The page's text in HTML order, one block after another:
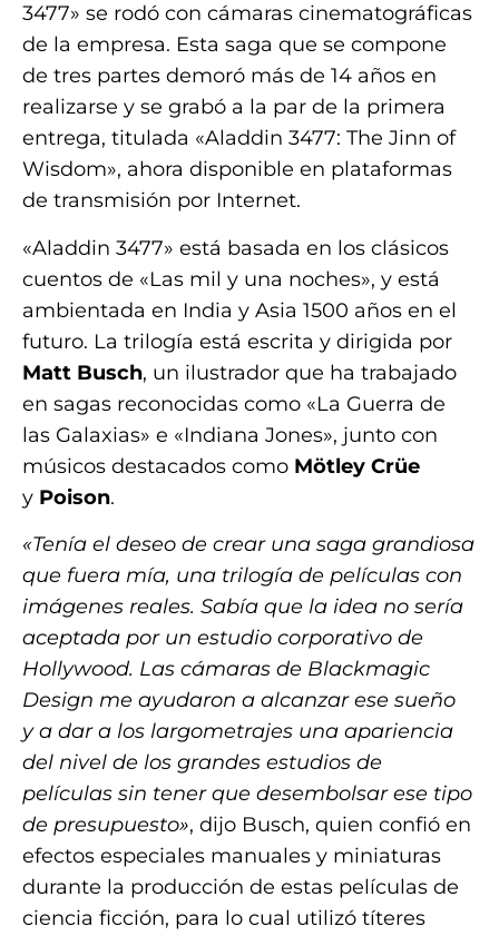
3477» se rodó con cámaras cinematográficas
de la empresa. Esta saga que se compone
de tres partes demoró más de 14 años en
realizarse y se grabó a la par de la primera
entrega, titulada «Aladdin 3477: The Jinn of
Wisdom», ahora disponible en plataformas
de transmisión por Internet.
«Aladdin 3477» está basada en los clásicos
cuentos de «Las mil y una noches», y está
ambientada en India y Asia 1500 años en el
futuro. La trilogía está escrita y dirigida por
Matt Busch, un ilustrador que ha trabajado
en sagas reconocidas como «La Guerra de
las Galaxias» e «Indiana Jones», junto con
músicos destacados como Mötley Crüe
y Poison.
«Tenía el deseo de crear una saga grandiosa
que fuera mía, una trilogía de películas con
imágenes reales. Sabía que la idea no sería
aceptada por un estudio corporativo de
Hollywood. Las cámaras de Blackmagic
Design me ayudaron a alcanzar ese sueño
y a dar a los largometrajes una apariencia
del nivel de los grandes estudios de
películas sin tener que desembolsar ese tipo
de presupuesto», dijo Busch, quien confió en
efectos especiales manuales y miniaturas
durante la producción de estas películas de
ciencia ficción, para lo cual utilizó títeres